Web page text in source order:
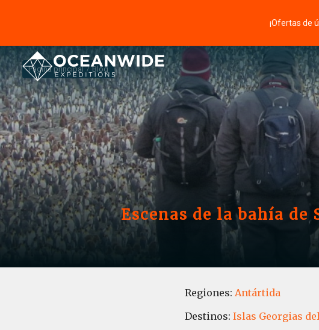
¡Ofertas de
Página principal Blog
Escenas de la bahía
Regiones: Antártida
Destinos: Islas Georgias